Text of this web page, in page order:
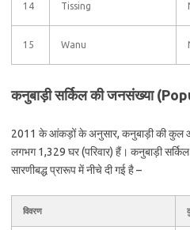
14 Tissing
15 Wanu
कनुबाड़ी सर्किल की जनसंख्या
2011 के आंकड़ों के अनुसार, कनुबाड़ी की कुल
लगभग 1,329 घर (परिवार) हैं। कनुबाड़ी
सारणीबद्ध प्रारूप में नीचे दी गई है –
विवरण